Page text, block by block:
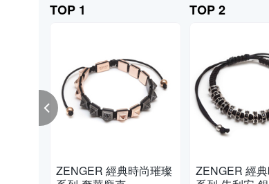
TOP 1
ZENGER 經典時尚璀璨
TOP 2
ZENGER 經典時尚璀璨